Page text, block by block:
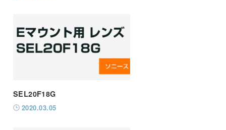
SEL20F18G
2020.03.05